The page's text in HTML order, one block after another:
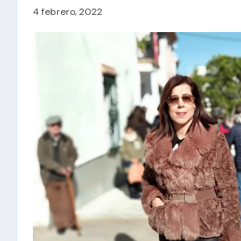
4 febrero, 2022